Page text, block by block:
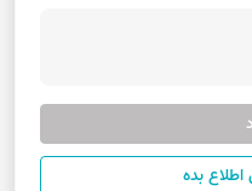
بده